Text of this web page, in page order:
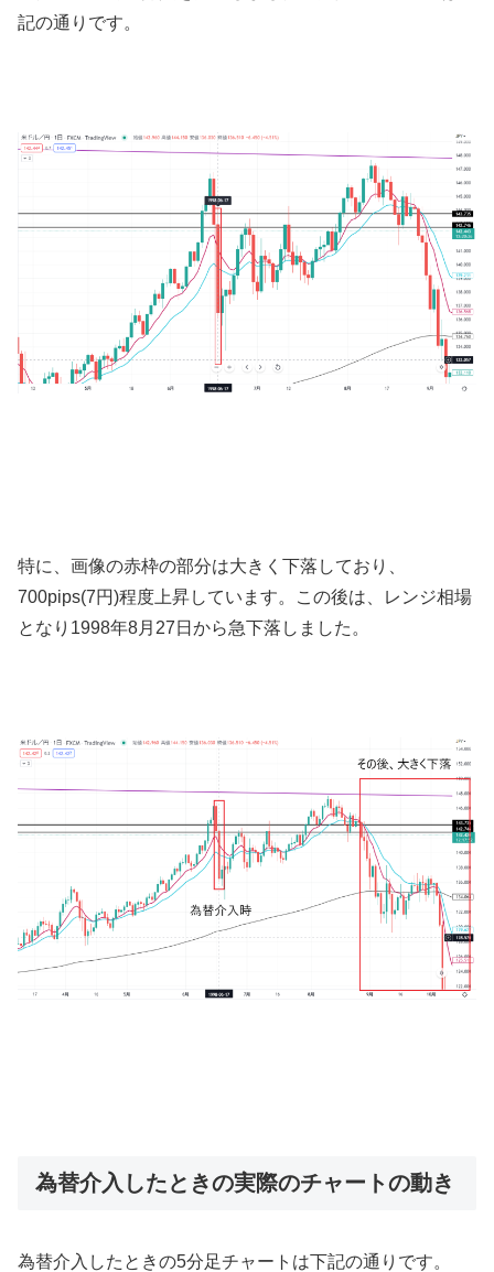
記の通りです。
特に、画像の赤枠の部分は大きく下落しており、
700pips(7円)程度上昇しています。この後は、レンジ相場
となり 1998年8月 27 日から急下落しました。
為替介入したときの実際のチャートの動き
為替介入したときの5分足チャートは下記の通りです。